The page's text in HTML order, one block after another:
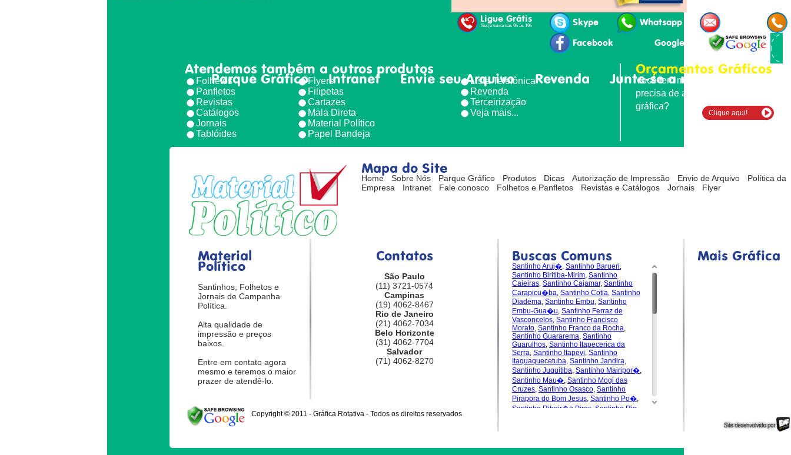
Ligue Grátis
Seg à sexta das 9h às 19h Skype Whatsapp
Facebook
Google+
Parque Gráfico Intranet Envie seu Arquivo Revenda Junte-se a nós Contatos
Atendemos também a outros produtos
Folhetos
Panfletos
Revistas
Catálogos
Jornais
Tablóides
Flyers
Filipetas
Cartazes
Mala Direta
Material Político
Papel Bandeja
Lista Telefônica
Revenda
Terceirização
Veja mais...
Orçamentos Gráficos
Você tem material para imprimir e
precisa de agilidade e qualidade
gráfica?
Clique aqui!
Mapa do Site
Home Sobre Nós Parque Gráfico Produtos Dicas Autorização de Impressão Envio de Arquivo
Política da
Empresa
Intranet Fale conosco Folhetos e Panfletos Revistas e Catálogos Jornais Flyer
Material
Político
Santinhos, Folhetos e
Jornais de Campanha
Política.
Alta qualidade de
impressão e preços
baixos.
Entre em contato agora
mesmo e teremos o maior
prazer de atendê-lo.
Contatos
São Paulo
(11) 3721-0574
Campinas
(19) 4062-8467
Rio de Janeiro
(21) 4062-7034
Belo Horizonte
(31) 4062-7704
Salvador
(71) 4062-8270
Buscas Comuns
Santinho Aruj�, Santinho Barueri,
Santinho Biritiba-Mirim, Santinho
Caieiras, Santinho Cajamar, Santinho
Carapicu�ba, Santinho Cotia, Santinho
Diadema, Santinho Embu, Santinho
Embu-Gua�u, Santinho Ferraz de
Vasconcelos, Santinho Francisco
Morato, Santinho Franco da Rocha,
Santinho Guararema, Santinho
Guarulhos, Santinho Itapecerica da
Serra, Santinho Itapevi, Santinho
Itaquaquecetuba, Santinho Jandira,
Santinho Juquitiba, Santinho Mairipor�,
Santinho Mau�, Santinho Mogi das
Cruzes, Santinho Osasco, Santinho
Pirapora do Bom Jesus, Santinho Po�,
Santinho Ribeir�o Pires Santinho Rio
Santinho Santo Andr�,Santinho S�o
Mais Gráfica
Copyright © 2011 - Gráfica Rotativa - Todos os direitos reservados